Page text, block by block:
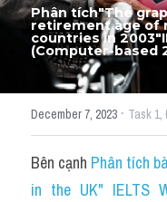
Đề writing theo
Pie
Line graph
Bar chart
Đề thi thật IELTS
Phân tích"The
retirement age of
countries in
(Computer-based
December 7, 2023 · Task 1,
Bên cạnh Phân tích
in the UK" IELTS